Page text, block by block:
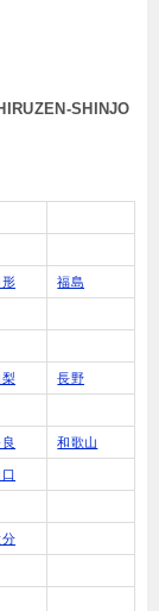
SHINJO
形 福島
梨 長野
和歌山
分